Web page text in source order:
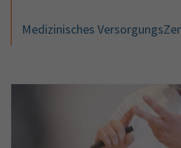
Medizinisches